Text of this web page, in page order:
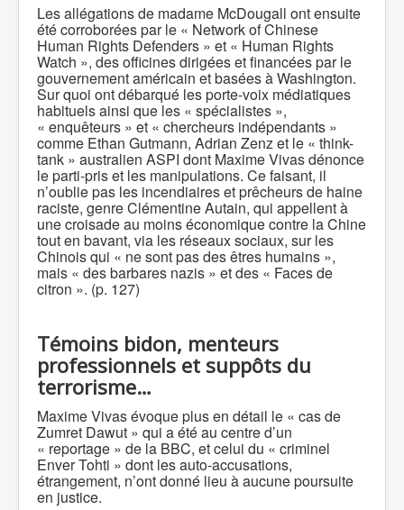
Les allégations de madame McDougall ont ensuite
été corroborées par le « Network of Chinese
Human Rights Defenders » et « Human Rights
Watch », des officines dirigées et financées par le
gouvernement américain et basées à Washington.
Sur quoi ont débarqué les porte-voix médiatiques
habituels ainsi que les « spécialistes »,
« enquêteurs » et « chercheurs indépendants »
comme Ethan Gutmann, Adrian Zenz et le « think-
tank » australien ASPI dont Maxime Vivas dénonce
le parti-pris et les manipulations. Ce faisant, il
n’oublie pas les incendiaires et prêcheurs de haine
raciste, genre Clémentine Autain, qui appellent à
une croisade au moins économique contre la Chine
tout en bavant, via les réseaux sociaux, sur les
Chinois qui « ne sont pas des êtres humains »,
mais « des barbares nazis » et des « Faces de
citron ». (p. 127)
Témoins bidon, menteurs
professionnels et suppôts du
terrorisme…
Maxime Vivas évoque plus en détail le « cas de
Zumret Dawut » qui a été au centre d’un
« reportage » de la BBC, et celui du « criminel
Enver Tohti » dont les auto-accusations,
étrangement, n’ont donné lieu à aucune poursuite
en justice.